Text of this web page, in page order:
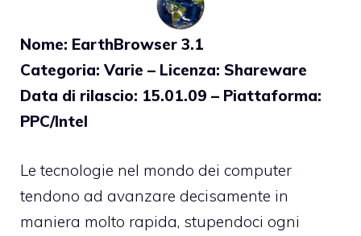
Nome: EarthBrowser 3.1
Categoria: Varie – Licenza: Shareware
Data di rilascio: 15.01.09 – Piattaforma:
PPC/Intel
Le tecnologie nel mondo dei computer
tendono ad avanzare decisamente in
maniera molto rapida, stupendoci ogni